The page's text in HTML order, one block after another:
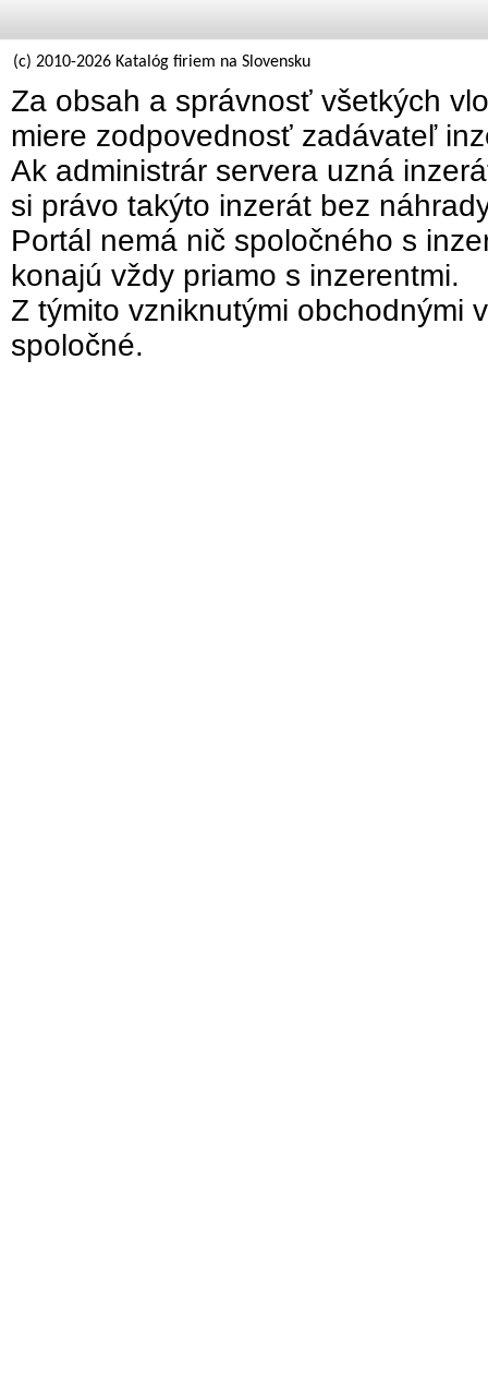
(c) 2010-2026 Katalóg firiem na Slovensku
Za obsah a správnosť všetkých
miere zodpovednosť zadávateľ
Ak administrár servera uzná
si právo takýto inzerát bez
Portál nemá nič spoločného s
konajú vždy priamo s inzerentmi.
Z týmito vzniknutými obchodnými
spoločné.